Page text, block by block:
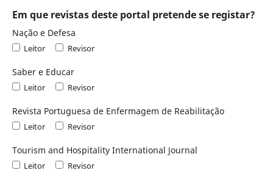
Em que revistas deste portal pretende se registar?
Nação e Defesa
Leitor Revisor
Saber e Educar
Leitor Revisor
Revista Portuguesa de Enfermagem de Reabilitação
Leitor Revisor
Tourism and Hospitality International Journal
Leitor Revisor